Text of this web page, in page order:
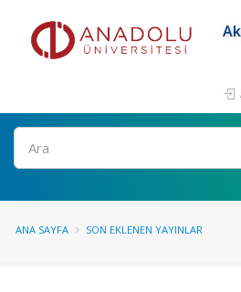
Ara
ANA SAYFA SON EKLENEN YAYINLAR